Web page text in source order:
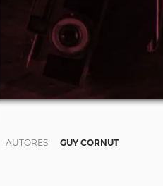
AUTORES GUY CORNUT